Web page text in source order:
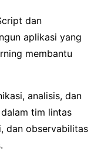
dan
aplikasi yang
membantu
analisis, dan
tim lintas
dan observabilitas